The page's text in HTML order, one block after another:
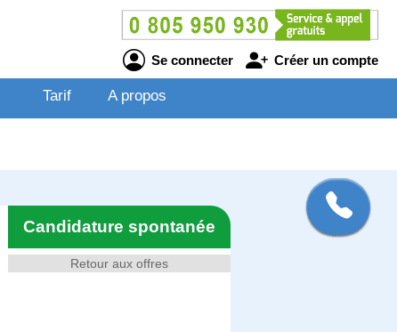
Se connecter Créer un compte
Tarif A propos
Retour aux offres
Candidature spontanée